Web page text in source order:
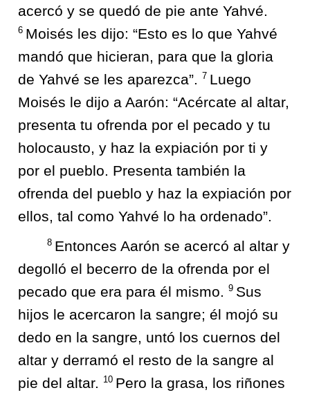
acercó y se quedó de pie ante Yahvé.
6 Moisés les dijo: “Esto es lo que Yahvé
mandó que hicieran, para que la gloria
de Yahvé se les aparezca”. 7 Luego
Moisés le dijo a Aarón: “Acércate al altar,
presenta tu ofrenda por el pecado y tu
holocausto, y haz la expiación por ti y
por el pueblo. Presenta también la
ofrenda del pueblo y haz la expiación por
ellos, tal como Yahvé lo ha ordenado”.
8 Entonces Aarón se acercó al altar y
degolló el becerro de la ofrenda por el
pecado que era para él mismo. 9 Sus
hijos le acercaron la sangre; él mojó su
dedo en la sangre, untó los cuernos del
altar y derramó el resto de la sangre al
pie del altar.
10 Pero la grasa, los riñones